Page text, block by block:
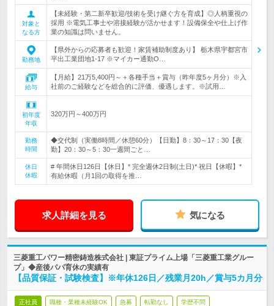
対象と
なる方
【未経験・第二新卒歓迎/技術を受け継ぐ方を育成】◎人柄重視の
採用 ※電気工事士や溶接経験が活かせます！設備保全や仕上げ作
業の知識は問いません。
勤務地
【県外からの応募者も歓迎！家賃補助制度あり】 栃木県宇都宮市
平出工業団地1-17 ※マイカー通勤O…
給与
【月給】21万5,400円～＋各種手当＋賞与（昨年度5ヶ月分）※入
社前のご経験などを総合的に評価、優遇します。※試用…
初年度
年収
320万円～400万円
勤務
時間
◆交代制（実働8時間／休憩60分）【日勤】8：30～17：30【夜
勤】20：30～5：30一週間ごと…
休日
休暇
# 年間休日126日【休日】* 完全週休2日制(土日)* 祝日【休暇】*
有給休暇（月1回の取得を推…
求人詳細を見る 気になる
三菱重工パワー精密鋳造株式会社 | 東証プライム上場「三菱重工業グルー
プ」◆産後パパ育休の実績有
【品質保証・試験検査】※年休126日／残業月20h／賞与5カ月分
正社員 職種・業種未経験OK 急募 転勤なし 学歴不問